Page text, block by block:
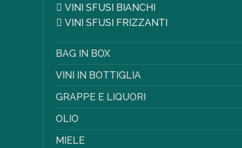
VINI SFUSI BIANCHI
VINI SFUSI FRIZZANTI
BAG IN BOX
VINI IN BOTTIGLIA
GRAPPE E LIQUORI
OLIO
MIELE